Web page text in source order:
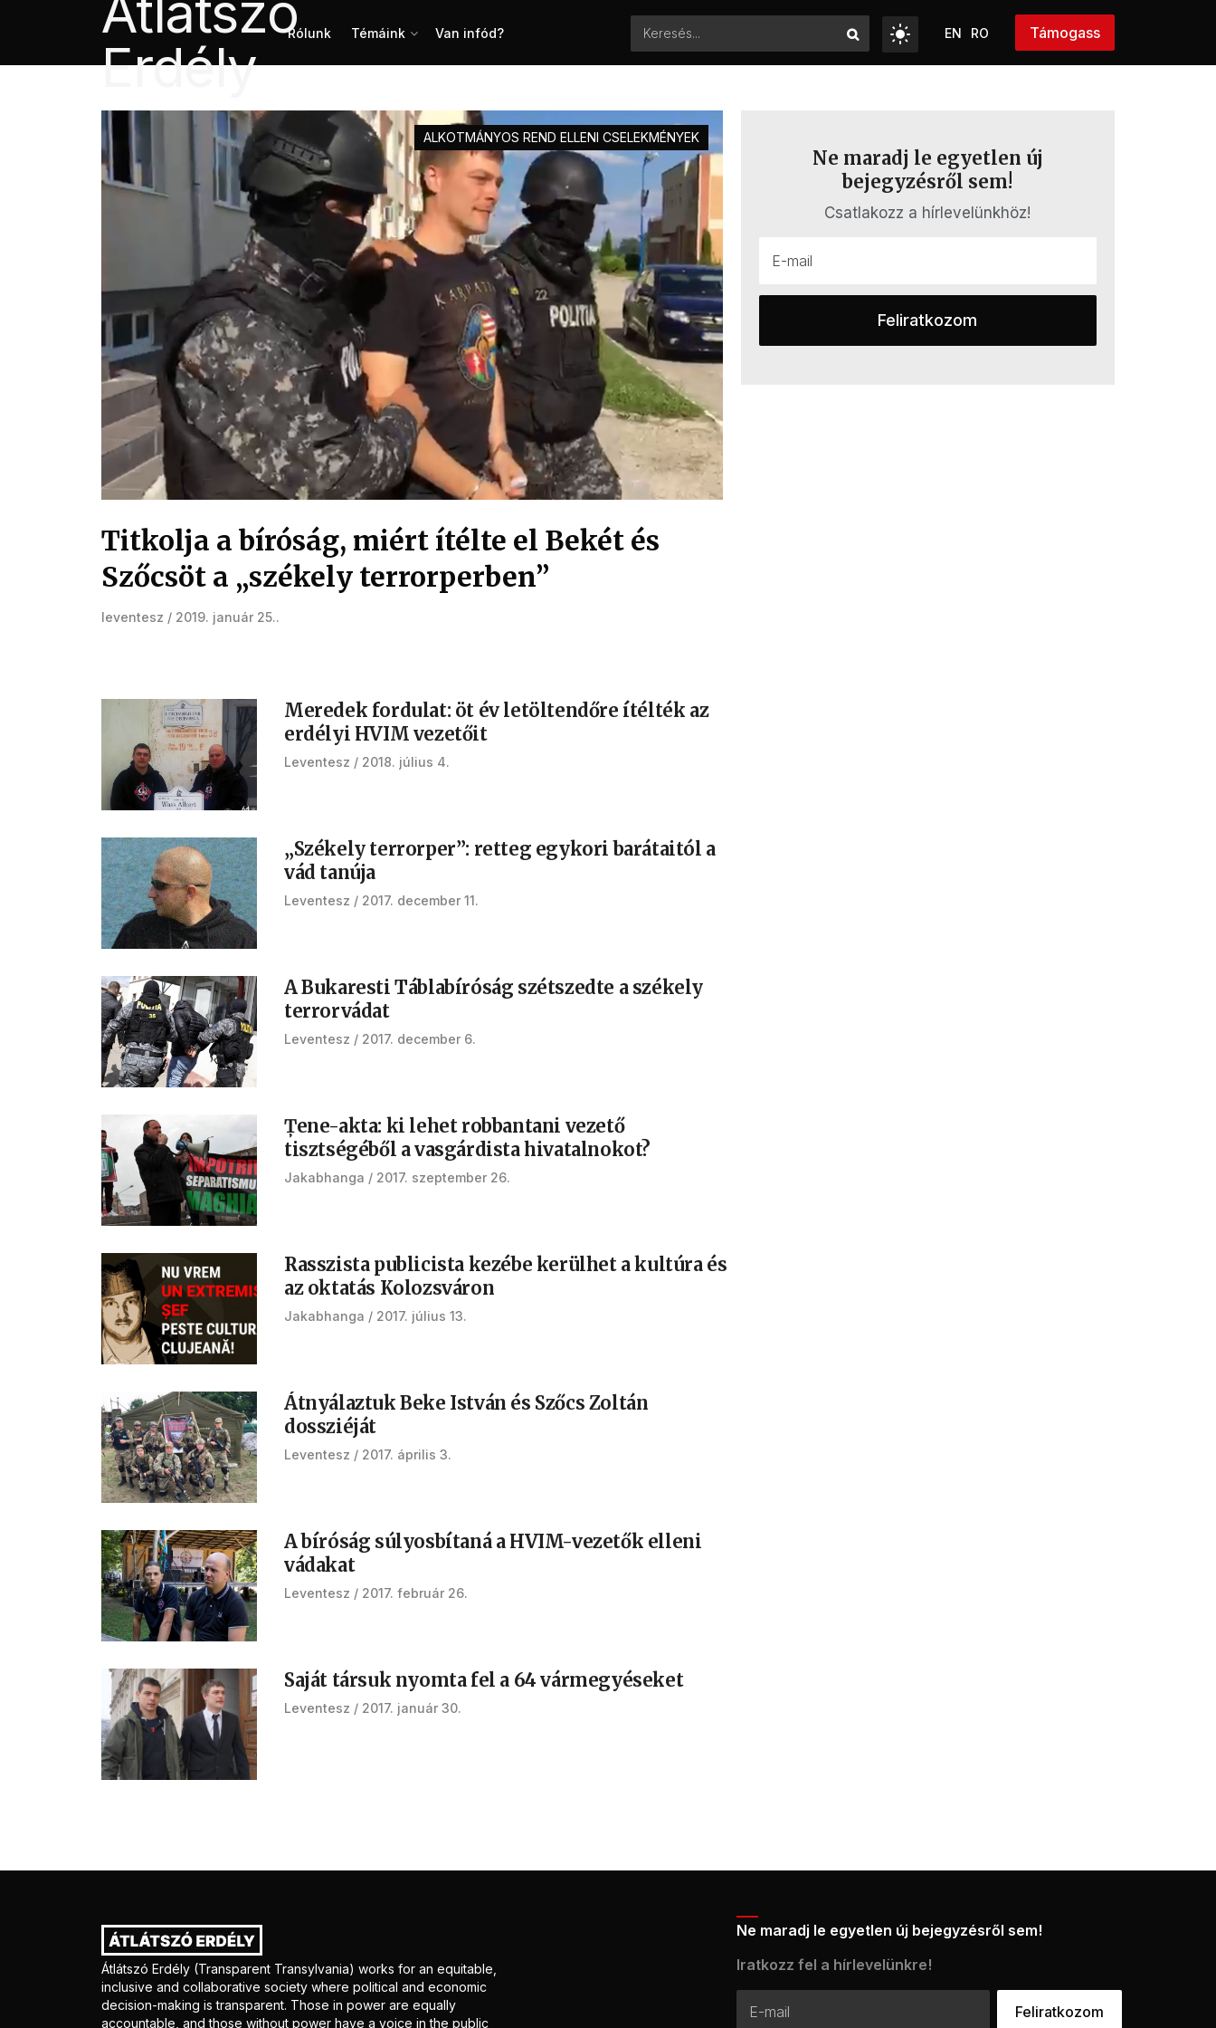
Rólunk Témáink Van infód? EN RO Támogass
ALKOTMÁNYOS REND ELLENI CSELEKMÉNYEK
Titkolja a bíróság, miért ítélte el Bekét és
Szőcsöt a „székely terrorperben”
leventesz 2019. január 25.
Ne maradj le egyetlen új
bejegyzésről sem!
Csatlakozz a hírlevelünkhöz!
Meredek fordulat: öt év letöltendőre ítélték az
erdélyi HVIM vezetőit
Leventesz 2018. július 4.
„Székely terrorper”: retteg egykori barátaitól a
vád tanúja
Leventesz 2017. december 11.
A Bukaresti Táblabíróság szétszedte a székely
terrorvádat
Leventesz 2017. december 6.
Țene-akta: ki lehet robbantani vezető
tisztségéből a vasgárdista hivatalnokot?
Jakabhanga 2017. szeptember 26.
Rasszista publicista kezébe kerülhet a kultúra és
az oktatás Kolozsváron
Jakabhanga 2017. július 13.
Átnyálaztuk Beke István és Szőcs Zoltán
dossziéját
Leventesz 2017. április 3.
A bíróság súlyosbítaná a HVIM-vezetők elleni
vádakat
Leventesz 2017. február 26.
Saját társuk nyomta fel a 64 vármegyéseket
Leventesz 2017. január 30.
Átlátszó Erdély (Transparent Transylvania) works for an equitable,
inclusive and collaborative society where political and economic
decision-making is transparent. Those in power are equally
accountable, and those without power have a voice in the public
Ne maradj le egyetlen új bejegyzésről sem!
Iratkozz fel a hírlevelünkre!